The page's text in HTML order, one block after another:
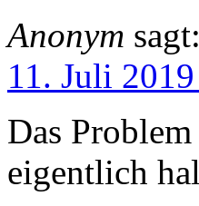
Anonym sagt:
11. Juli
Das
eigentlich